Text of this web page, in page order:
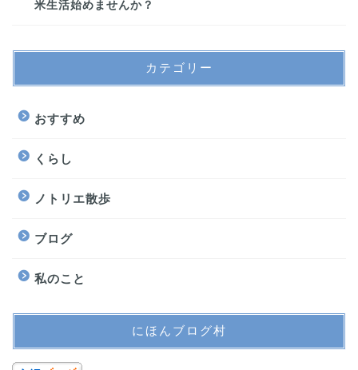
米生活始めませんか？
カテゴリー
おすすめ
くらし
ノトリエ散歩
ブログ
私のこと
にほんブログ村